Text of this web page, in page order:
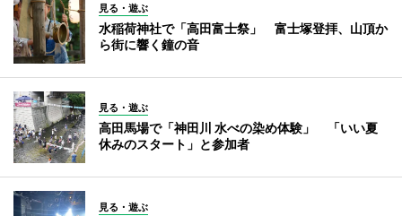
見る・遊ぶ
水稲荷神社で「高田富士祭」 富士塚登拝、山頂か
ら街に響く鐘の音
見る・遊ぶ
高田馬場で「神田川 水べの染め体験」 「いい夏
休みのスタート」と参加者
見る・遊ぶ